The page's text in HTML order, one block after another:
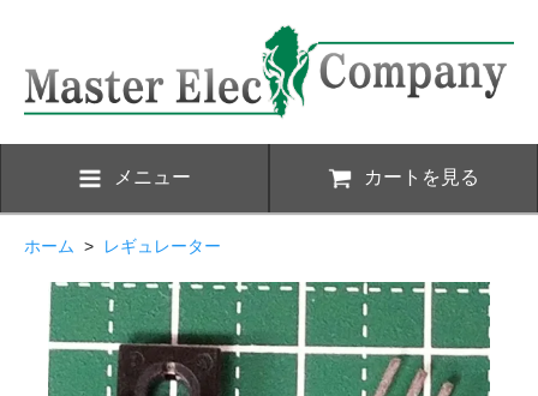
メニュー カートを見る
ホーム > レギュレーター